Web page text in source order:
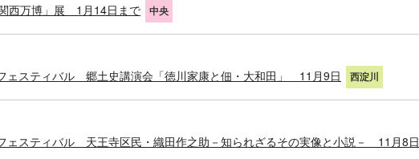
西万博」展 1月14日まで
中央
ェスティバル 郷土史講演会「徳川家康と佃・大和田」 11月9日
西淀川
ェスティバル 天王寺区民・織田作之助－知られざるその実像と小説－ 11月8日